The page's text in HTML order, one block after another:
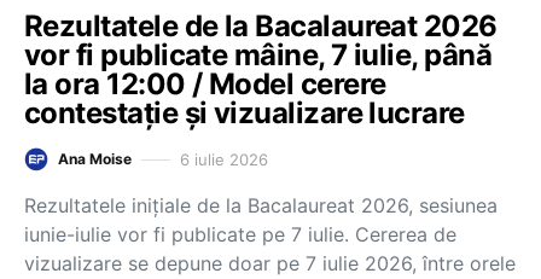
Rezultatele de la Bacalaureat 2026
vor fi publicate mâine, 7 iulie, până
la ora 12:00 / Model cerere
contestație și vizualizare lucrare
Ana Moise 6 iulie 2026
Rezultatele inițiale de la Bacalaureat 2026, sesiunea
iunie-iulie vor fi publicate pe 7 iulie. Cererea de
vizualizare se depune doar pe 7 iulie 2026, între orele